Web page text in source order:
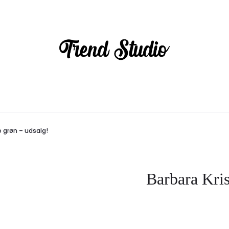
grøn – udsalg!
Barbara